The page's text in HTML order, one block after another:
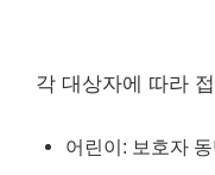
각 대상자에 따라
어린이: 보호자